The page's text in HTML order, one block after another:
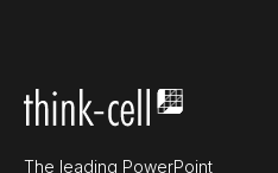
The leading PowerPoint